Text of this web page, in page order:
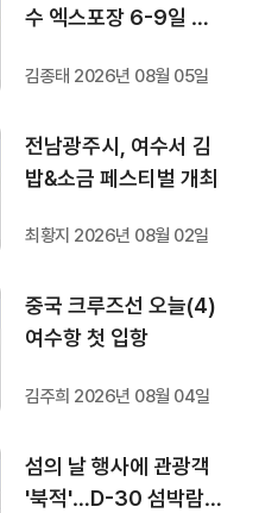
수 엑스포장 6-9일 개
김종태 2026년 08월 05일
전남광주시, 여수서 김
밥&소금 페스티벌 개최
최황지 2026년 08월 02일
중국 크루즈선 오늘(4)
여수항 첫 입항
김주희 2026년 08월 04일
섬의 날 행사에 관광객
'북적'…D-30 섬박람회